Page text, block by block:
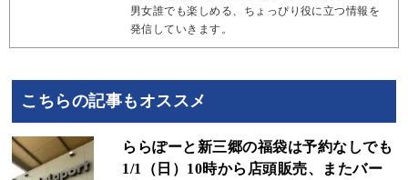
男女誰でも楽しめる、ちょっぴり役に立つ情報を
発信していきます。
こちらの記事もオススメ
ららぽーと新三郷の福袋は予約なしでも
1/1（日）10時から店頭販売、またバー